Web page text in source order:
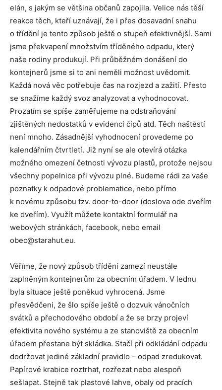
elán, s jakým se většina občanů zapojila. Velice nás těší
reakce těch, kteří uznávají, že i přes dosavadní snahu
o třídění je tento způsob ještě o stupeň efektivnější. Sami
jsme překvapení množstvím tříděného odpadu, který
naše rodiny produkují. Při průběžném donášení do
kontejnerů jsme si to ani neměli možnost uvědomit.
Každá nová věc potřebuje čas na rozjezd a zažití. Přesto
se snažíme každý svoz analyzovat a vyhodnocovat.
Prozatím se spíše zaměřujeme na odstraňování
zjištěných nedostatků v evidenci čipů atd. Těch naštěstí
není mnoho. Zásadnější vyhodnocení provedeme po
kalendářním čtvrtletí. Již nyní se ale otevírá otázka
možného omezení četnosti vývozu plastů, protože nejsou
všechny popelnice při vývozu plné. Budeme rádi za vaše
poznatky k odpadové problematice, nebo přímo
k novému způsobu tzv. door-to-door (doslova ode dveřím
ke dveřím). Využít můžete kontaktní formulář na
webových stránkách, facebook, nebo email
obec@starahut.eu.
Věříme, že nový způsob třídění zamezí neustále
zaplněným kontejnerům za obecním úřadem. V lednu
byla situace ještě poněkud vyhrocená. Jsme
přesvědčeni, že šlo spíše ještě o dozvuk vánočních
svátků a přechodového období a že se brzy projeví
efektivita nového systému a ze stanoviště za obecním
úřadem přestane být skládka. Stačí při odkládání odpadu
dodržovat jediné základní pravidlo – odpad zredukovat.
Papírové krabice roztrhat, rozřezat nebo alespoň
sešlapat. Stejně tak plastové lahve, obaly od pracích